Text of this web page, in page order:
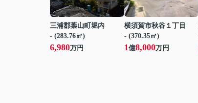
三浦郡葉山町堀内
- (283.76㎡)
6,980万円
横須賀市秋谷１丁目
- (370.35㎡)
1億8,000万円